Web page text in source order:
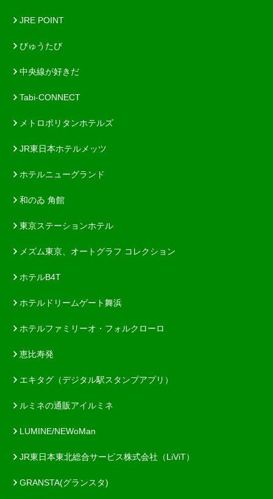
JRE POINT
びゅうたび
中央線が好きだ
Tabi-CONNECT
メトロポリタンホテルズ
JR東日本ホテルメッツ
ホテルニューグランド
和のゐ 角館
東京ステーションホテル
メズム東京、オートグラフ コレクション
ホテルB4T
ホテルドリームゲート舞浜
ホテルファミリーオ・フォルクローロ
恵比寿発
エキタグ（デジタル駅スタンプアプリ）
ルミネの通販アイルミネ
LUMINE/NEWoMan
JR東日本東北総合サービス株式会社（LiViT）
GRANSTA(グランスタ)